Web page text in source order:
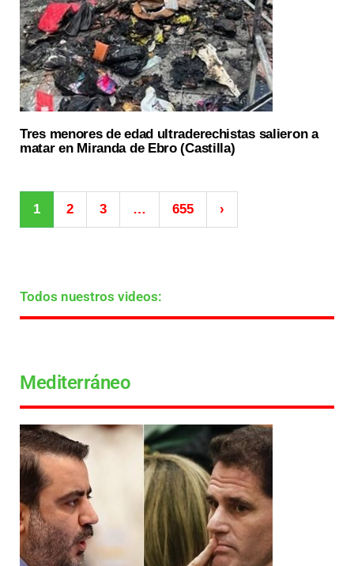
Tres menores de edad ultraderechistas salieron a
matar en Miranda de Ebro (Castilla)
1 2 3 … 655 ›
Todos nuestros videos:
Mediterráneo